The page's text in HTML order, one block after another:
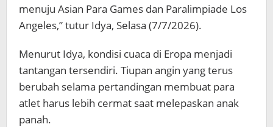
menuju Asian Para Games dan Paralimpiade Los
Angeles,” tutur Idya, Selasa (7/7/2026).
Menurut Idya, kondisi cuaca di Eropa menjadi
tantangan tersendiri. Tiupan angin yang terus
berubah selama pertandingan membuat para
atlet harus lebih cermat saat melepaskan anak
panah.